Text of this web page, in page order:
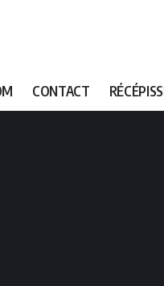
CONTACT